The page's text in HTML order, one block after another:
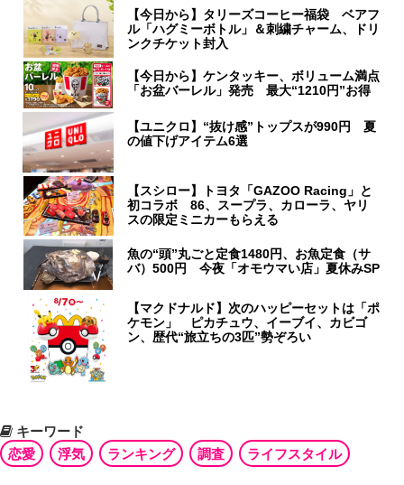
【今日から】タリーズコーヒー福袋 ベアフ
ル「ハグミーボトル」＆刺繍チャーム、ドリ
ンクチケット封入
【今日から】ケンタッキー、ボリューム満点
「お盆バーレル」発売 最大“1210円”お得
【ユニクロ】“抜け感”トップスが990円 夏
の値下げアイテム6選
【スシロー】トヨタ「GAZOO Racing」と
初コラボ 86、スープラ、カローラ、ヤリ
スの限定ミニカーもらえる
魚の“頭”丸ごと定食1480円、お魚定食（サ
バ）500円 今夜「オモウマい店」夏休みSP
【マクドナルド】次のハッピーセットは「ポ
ケモン」 ピカチュウ、イーブイ、カビゴ
ン、歴代“旅立ちの3匹”勢ぞろい
キーワード
恋愛
浮気 ランキング 調査 ライフスタイル